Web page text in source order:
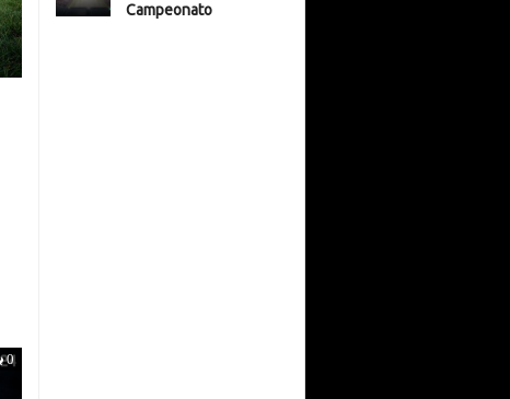
0
Campeonato